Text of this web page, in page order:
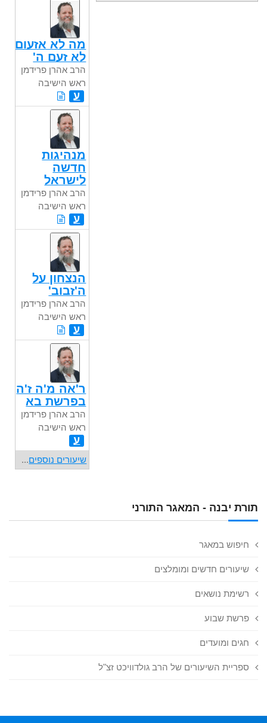
תורת יבנה - המאגר התורני
חיפוש במאגר
שיעורים חדשים ומומלצים
רשימת נושאים
פרשת שבוע
חגים ומועדים
ספריית השיעורים של הרב גולדוויכט זצ"ל
מה לא אזעום
לא זעם ה'
הרב אהרן פרידמן
ראש הישיבה
ע
מנהיגות
חדשה
לישראל
הרב אהרן פרידמן
ראש הישיבה
ע
הנצחון על
ה'זבוב'
הרב אהרן פרידמן
ראש הישיבה
ע
ר'אה מ'ה ז'ה
בפרשת בא
הרב אהרן פרידמן
ראש הישיבה
ע
שיעורים נוספים...